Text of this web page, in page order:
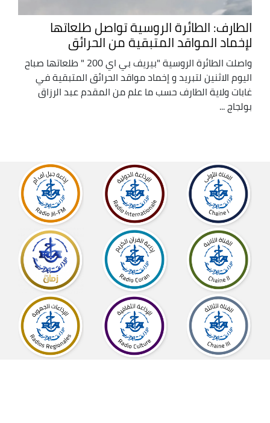
الطارف: الطائرة الروسية تواصل طلعاتها
لإخماد المواقد المتبقية من الحرائق
واصلت الطائرة الروسية "بيريف بي اي 200 " طلعاتها صباح
اليوم الاثنين لتبريد و إخماد مواقد الحرائق المتبقية في
غابات ولاية الطارف حسب ما علم من المقدم عبد الرزاق
بولجاج ...